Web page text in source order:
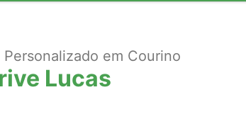
Personalizado em Courino
Lucas